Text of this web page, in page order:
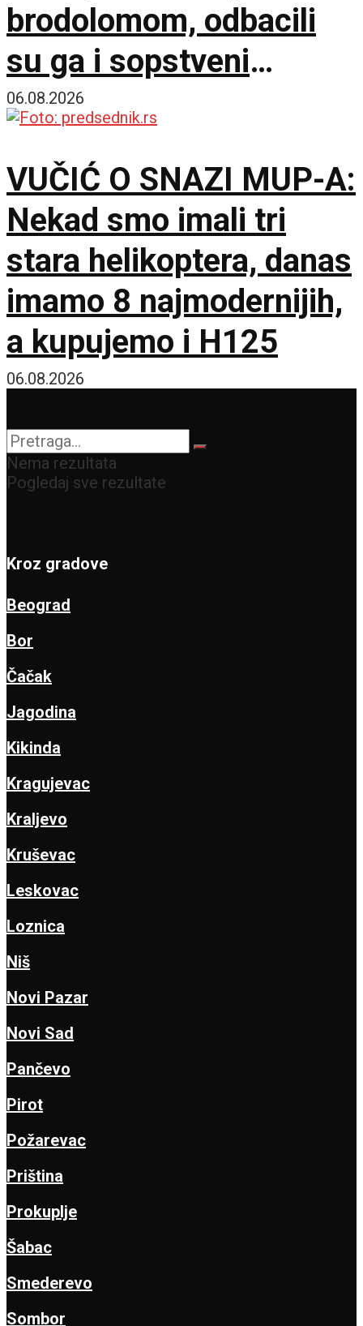
brodolomom, odbacili
su ga i sopstveni
saborci
06.08.2026
VUČIĆ O SNAZI MUP-A:
Nekad smo imali tri
stara helikoptera, danas
imamo 8 najmodernijih,
a kupujemo i H125
06.08.2026
Nema rezultata
Pogledaj sve rezultate
Kroz gradove
Beograd
Bor
Čačak
Jagodina
Kikinda
Kragujevac
Kraljevo
Kruševac
Leskovac
Loznica
Niš
Novi Pazar
Novi Sad
Pančevo
Pirot
Požarevac
Priština
Prokuplje
Šabac
Smederevo
Sombor